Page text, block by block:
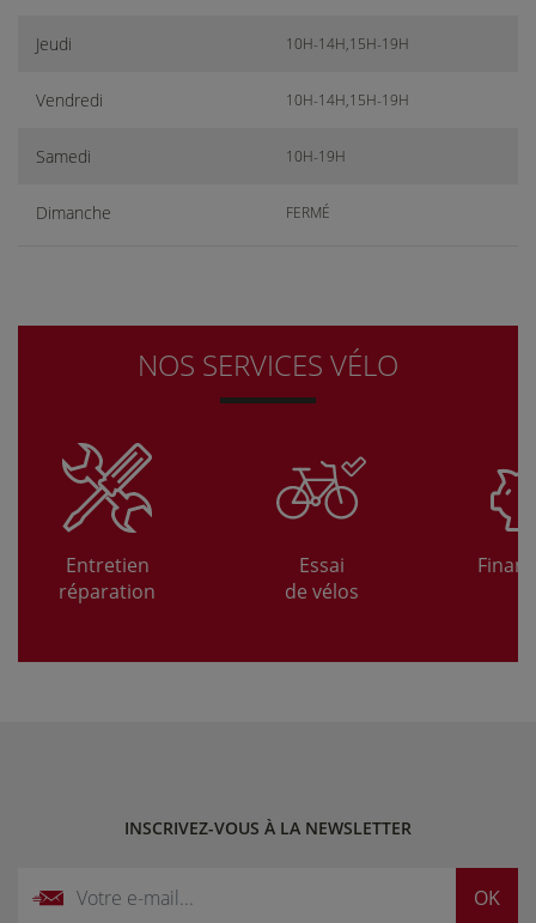
Jeudi 10H-14H,15H-19H
Vendredi 10H-14H,15H-19H
Samedi 10H-19H
Dimanche FERMÉ
NOS SERVICES VÉLO
Entretien
réparation
Essai
de vélos
INSCRIVEZ-VOUS À LA NEWSLETTER
OK